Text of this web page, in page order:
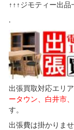
↑↑↑ジモティー出
.
出張買取対応エリ
ータウン、白井市
す。
出張費は掛かりま